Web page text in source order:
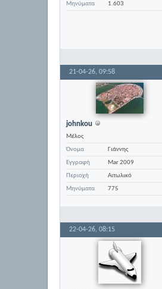
Μηνύματα
1.603
21-04-26,09:58
johnkou
Μέλος
Όνομα
Γιάννης
Εγγραφή
Mar 2009
Περιοχή
Αιτωλικό
Μηνύματα
775
22-04-26,08:15